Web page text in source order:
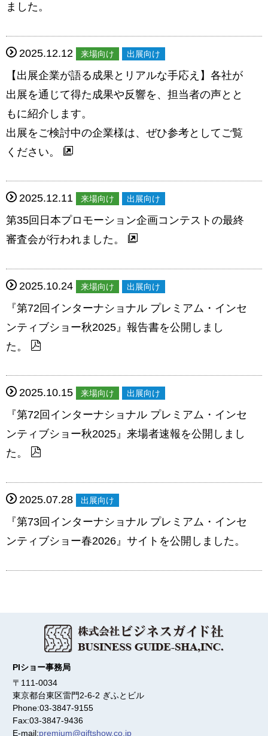
ました。
2025.12.12 来場向け 出展向け
【出展企業が語る成果とリアルな手応え】各社が
出展を通じて得た成果や反響を、担当者の声とと
もに紹介します。
出展をご検討中の企業様は、ぜひ参考としてご覧
ください。
2025.12.11 来場向け 出展向け
第35回日本プロモーション企画コンテストの最終
審査会が行われました。
2025.10.24 来場向け 出展向け
『第72回インターナショナル プレミアム・インセ
ンティブショー秋2025』報告書を公開しまし
た。
2025.10.15 来場向け 出展向け
『第72回インターナショナル プレミアム・インセ
ンティブショー秋2025』来場者速報を公開しまし
た。
2025.07.28 出展向け
『第73回インターナショナル プレミアム・インセ
ンティブショー春2026』サイトを公開しました。
PIショー事務局
〒111-0034
東京都台東区雷門2-6-2 ぎふとビル
Phone:03-3847-9155
Fax:03-3847-9436
E-mail:premium@giftshow.co.jp